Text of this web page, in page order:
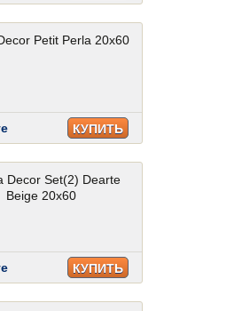
Petit Perla 20x60
КУПИТЬ
Decor Set(2) Dearte
Beige 20x60
КУПИТЬ